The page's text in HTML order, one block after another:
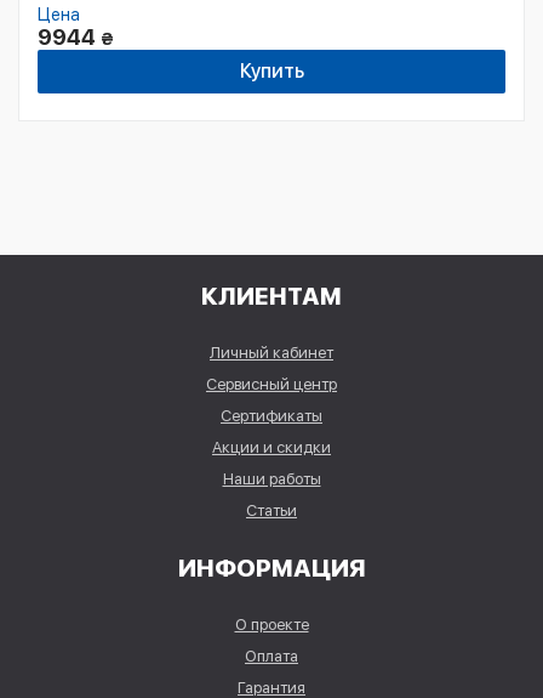
Цена
9944 ₴
Купить
КЛИЕНТАМ
Личный кабинет
Сервисный центр
Сертификаты
Акции и скидки
Наши работы
Статьи
ИНФОРМАЦИЯ
О проекте
Оплата
Гарантия